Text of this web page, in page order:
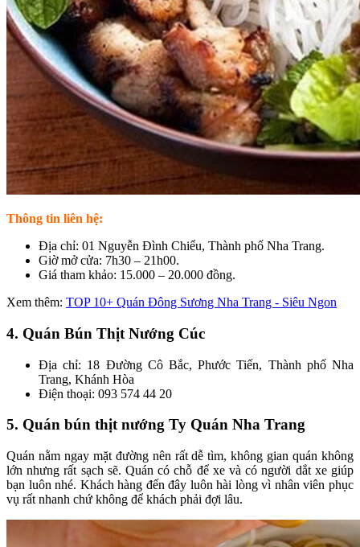
Thông tin liên hệ:
Địa chỉ: 01 Nguyễn Đình Chiểu, Thành phố Nha Trang.
Giờ mở cửa: 7h30 – 21h00.
Giá tham khảo: 15.000 – 20.000 đồng.
Xem thêm: TOP 10+ Quán Đông Sương Nha Trang - Siêu Ngon
4. Quán Bún Thịt Nướng Cúc
Địa chỉ: 18 Đường Cô Bắc, Phước Tiến, Thành phố Nha
Trang, Khánh Hòa
Điện thoại: 093 574 44 20
5. Quán bún thịt nướng Ty Quán Nha Trang
Quán nằm ngay mặt đường nên rất dễ tìm, không gian quán không
lớn nhưng rất sạch sẽ. Quán có chỗ để xe và có người dắt xe giúp
bạn luôn nhé. Khách hàng đến đây luôn hài lòng vì nhân viên phục
vụ rất nhanh chứ không để khách phải đợi lâu.